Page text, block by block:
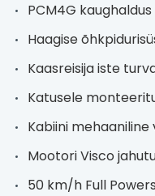
PCM4G
Haagise
Kaasreisija iste
Katusele
Kabiini
Mootori Visco
50 km/h Full